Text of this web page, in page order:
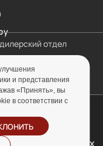
дилерский отдел
691302759
согласия на
персональных
и представления
«Принять», вы
в соответствии с